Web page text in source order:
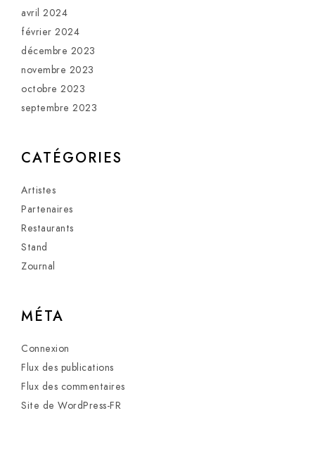
avril 2024
février 2024
décembre 2023
novembre 2023
octobre 2023
septembre 2023
CATÉGORIES
Artistes
Partenaires
Restaurants
Stand
Zournal
MÉTA
Connexion
Flux des publications
Flux des commentaires
Site de WordPress-FR